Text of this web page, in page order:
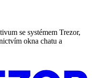
se systémem Trezor,
okna chatu a